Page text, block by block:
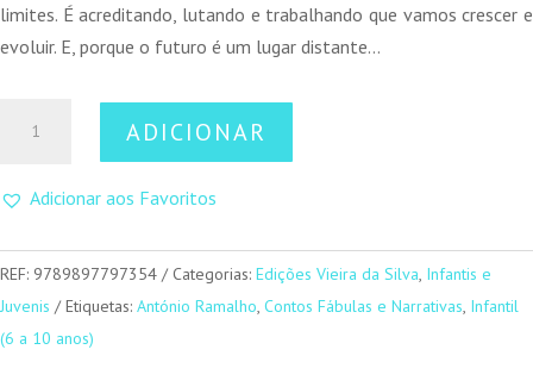
limites. É acreditando, lutando e trabalhando que vamos crescer e
evoluir. E, porque o futuro é um lugar distante…
Barquinho
o
Rio
ADICIONAR
Adicionar aos Favoritos
REF: 9789897797354 Categorias: Edições Vieira da Silva, Infantis e
Juvenis
Etiquetas: António Ramalho, Contos Fábulas e Narrativas, Infantil
(6 a 10 anos)